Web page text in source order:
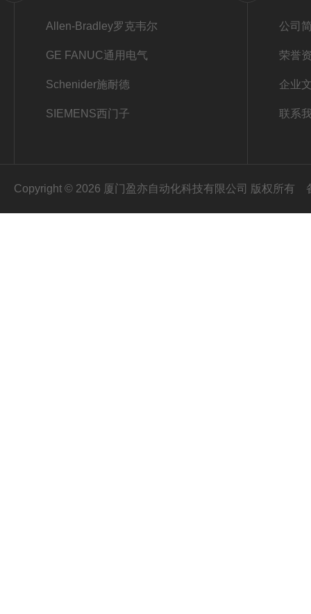
Allen-Bradley罗克韦尔
GE FANUC通用电气
Schenider施耐德
SIEMENS西门子
公司
荣誉
企业
联系
Copyright © 2026 厦门盈亦自动化科技有限公司 版权所有